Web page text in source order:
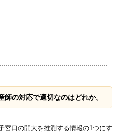
の対応で適切なのはどれか。
宮口の開大を推測する情報の1つにす